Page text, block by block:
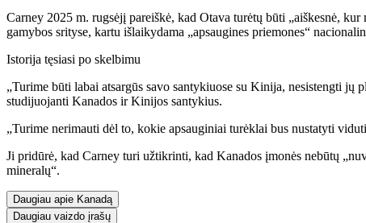
Carney 2025 m. rugsėjį pareiškė, kad Otava turėtų būti „aiškesnė,
gamybos srityse, kartu išlaikydama „apsaugines priemones“
Istorija tęsiasi po skelbimu
„Turime būti labai atsargūs savo santykiuose su Kinija, nesistengti
studijuojanti Kanados ir Kinijos santykius.
„Turime nerimauti dėl to, kokie apsauginiai turėklai bus nustatyti
Ji pridūrė, kad Carney turi užtikrinti, kad Kanados įmonės nebūtų
mineralų“.
Daugiau apie Kanadą
Daugiau vaizdo įrašų